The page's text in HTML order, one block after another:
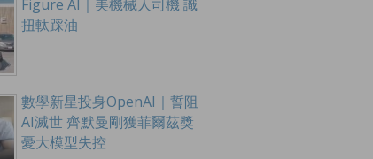
Figure AI｜美機械人司機 識
扭軚踩油
數學新星投身OpenAI｜誓阻
AI滅世 齊默曼剛獲菲爾茲獎
憂大模型失控